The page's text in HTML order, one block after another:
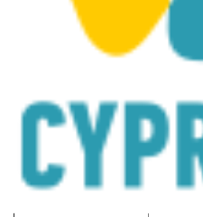
muzeum przechowuje
inne memorabilia z lat
Wyzwolenie spod
stworzone po jego
otwartą w 2001 roku.
Region: Nikozja